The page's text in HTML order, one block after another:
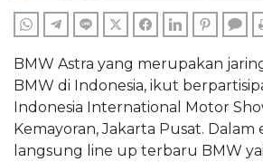
WHATSAPPTELEGRAM
LINE TWITTERFACEBOOKLINKEDIN
BMW Astra yang merupakan
BMW di Indonesia, ikut
Indonesia International Motor
Kemayoran, Jakarta Pusat. Dalam
langsung line up terbaru BMW